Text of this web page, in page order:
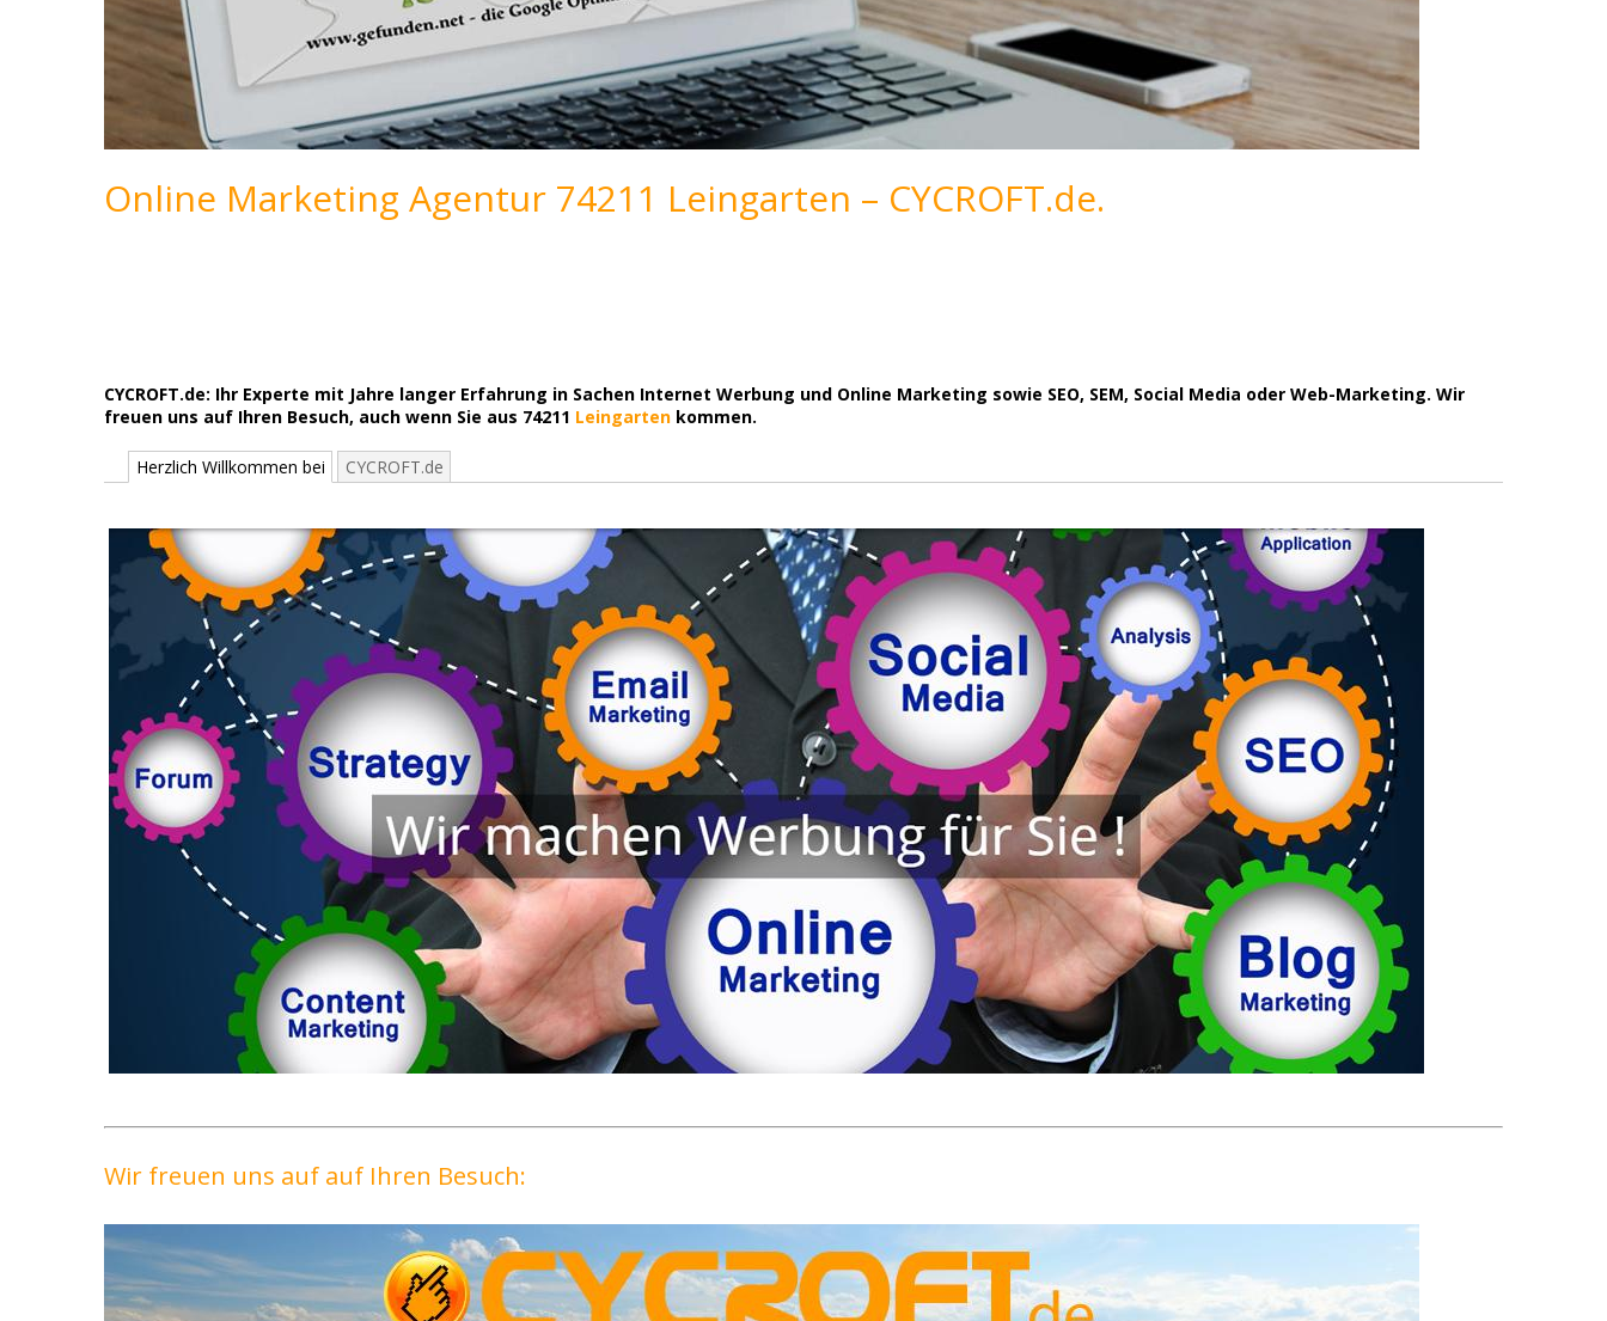
Online Marketing Agentur 74211 Leingarten – CYCROFT.de.
CYCROFT.de: Ihr Experte mit Jahre langer Erfahrung in Sachen Internet Werbung und Online Marketing sowie SEO, SEM, Social Media oder Web-Marketing. Wir
freuen uns auf Ihren Besuch, auch wenn Sie aus 74211 Leingarten kommen.
Herzlich Willkommen bei CYCROFT.de
Wir freuen uns auf auf Ihren Besuch: